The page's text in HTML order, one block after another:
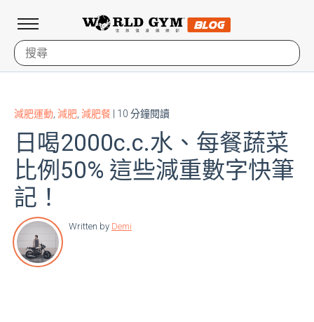
減肥運動 減肥 減肥餐 | 10 分鐘閱讀
日喝2000c.c.水、每餐蔬菜
比例50% 這些減重數字快筆
記！
Written by Demi